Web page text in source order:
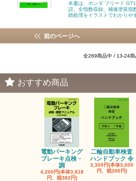
本書は、ホンダ フリード
説。全指数収録、補修塗装指
錆処理をイラストでわかりや
前のページへ
全269商品中 / 13-24商
おすすめ商品
電動パーキング
ブレーキ点検・
調
4,200円(本体3,818
円、税382円)
二輪自動車検査
ハンドブック 令
3,300円(本体3,000
円、税300円)